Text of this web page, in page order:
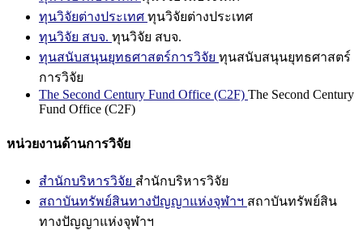
ทุนวิจัยต่างประเทศ ทุนวิจัยต่างประเทศ
ทุนวิจัย สบจ. ทุนวิจัย สบจ.
ทุนสนับสนุนยุทธศาสตร์การวิจัย ทุนสนับสนุนยุทธศาสตร์
การวิจัย
The Second Century Fund Office (C2F) The Second Century
Fund Office (C2F)
หน่วยงานด้านการวิจัย
สำนักบริหารวิจัย สำนักบริหารวิจัย
สถาบันทรัพย์สินทางปัญญาแห่งจุฬาฯ สถาบันทรัพย์สิน
ทางปัญญาแห่งจุฬาฯ